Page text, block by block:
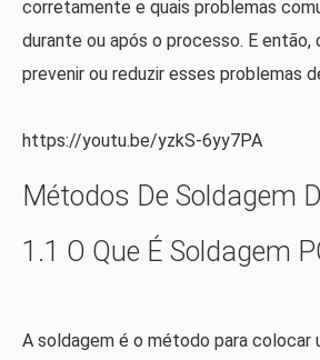
corretamente e quais problemas
durante ou após o processo. E
prevenir ou reduzir esses problemas
https://youtu.be/yzkS-6yy7PA
Métodos De Soldagem
1.1 O Que É Soldagem
A soldagem é o método para colocar